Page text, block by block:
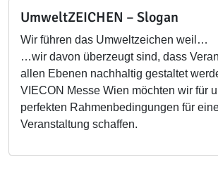
UmweltZEICHEN – Slogan
Wir führen das Umweltzeichen weil…
…wir davon überzeugt sind, dass
allen Ebenen nachhaltig gestaltet
VIECON Messe Wien möchten wir für
perfekten Rahmenbedingungen für
Veranstaltung schaffen.